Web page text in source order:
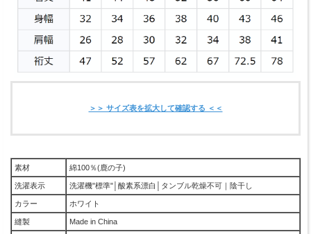
＞＞ サイズ表を拡大して確認する ＜＜
素材 綿100％(鹿の子)
洗濯表示 洗濯機"標準"│酸素系漂白│タンブル乾燥不可｜陰干し
カラー ホワイト
縫製 Made in China